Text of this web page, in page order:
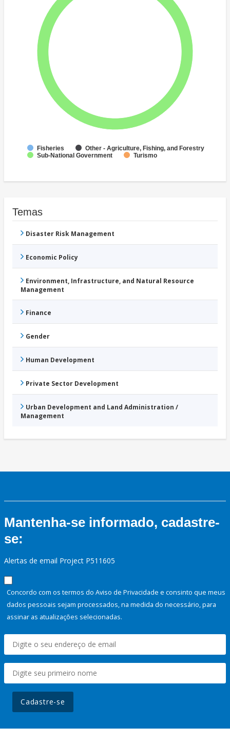
Fisheries
Other - Agriculture, Fishing, and Forestry
Sub-National Government
Turismo
Temas
Disaster Risk Management
Economic Policy
Environment, Infrastructure, and Natural Resource
Management
Finance
Gender
Human Development
Private Sector Development
Urban Development and Land Administration /
Management
Mantenha-se informado, cadastre-
se:
Alertas de email Project P511605
Concordo com os termos do Aviso de Privacidade e consinto que meus
dados pessoais sejam processados, na medida do necessário, para
assinar as atualizações selecionadas.
Cadastre-se